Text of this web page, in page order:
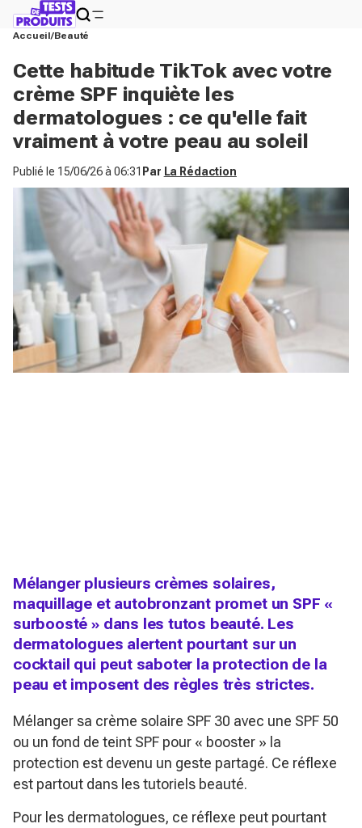
Accueil Beauté
Cette habitude TikTok avec votre
crème SPF inquiète les
dermatologues : ce qu'elle fait
vraiment à votre peau au soleil
Publié le 15/06/26 à 06:31 Par La Rédaction
Mélanger plusieurs crèmes solaires,
maquillage et autobronzant promet un SPF «
surboosté » dans les tutos beauté. Les
dermatologues alertent pourtant sur un
cocktail qui peut saboter la protection de la
peau et imposent des règles très strictes.
Mélanger sa crème solaire SPF 30 avec une SPF 50
ou un fond de teint SPF pour « booster » la
protection est devenu un geste partagé. Ce réflexe
est partout dans les tutoriels beauté.
Pour les dermatologues, ce réflexe peut pourtant